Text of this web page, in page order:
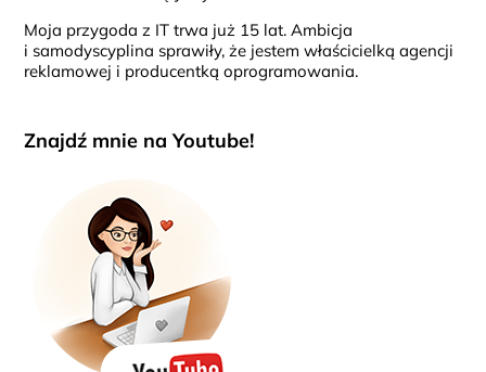
Moja przygoda z IT trwa już 15 lat. Ambicja
i samodyscyplina sprawiły, że jestem właścicielką agencji
reklamowej i producentką oprogramowania.
Znajdź mnie na Youtube!